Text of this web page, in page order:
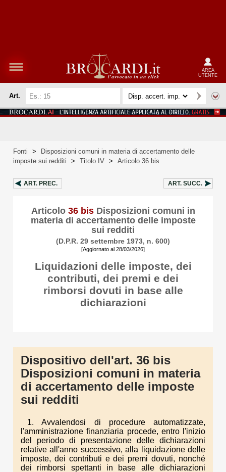
AREA
UTENTE
Art.
Fonti >
Disposizioni comuni in materia di accertamento delle
imposte sui redditi
> Titolo IV > Articolo 36 bis
ART. PREC. ART. SUCC.
Articolo 36 bisDisposizioni comuni in
materia di accertamento delle imposte
sui redditi
(D.P.R. 29 settembre 1973, n. 600)
[Aggiornato al 28/03/2026]
Liquidazioni delle imposte, dei
contributi, dei premi e dei
rimborsi dovuti in base alle
dichiarazioni
Dispositivo dell'art. 36 bis
Disposizioni comuni in materia
di accertamento delle imposte
sui redditi
1. Avvalendosi di procedure automatizzate,
l'amministrazione finanziaria procede, entro l'inizio
del periodo di presentazione delle dichiarazioni
relative all'anno successivo, alla liquidazione delle
imposte, dei contributi e dei premi dovuti, nonché
dei rimborsi spettanti in base alle dichiarazioni